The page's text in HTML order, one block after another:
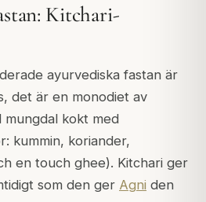
Kitchari-
ayurvediska fastan är
det är en monodiet av
mungdal kokt med
kummin, koriander,
en touch ghee). Kitchari ger
som den ger Agni den